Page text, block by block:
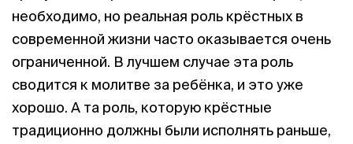
необходимо, но реальная роль крёстных в
современной жизни часто оказывается очень
ограниченной. В лучшем случае эта роль
сводится к молитве за ребёнка, и это уже
хорошо. А та роль, которую крёстные
традиционно должны были исполнять раньше,